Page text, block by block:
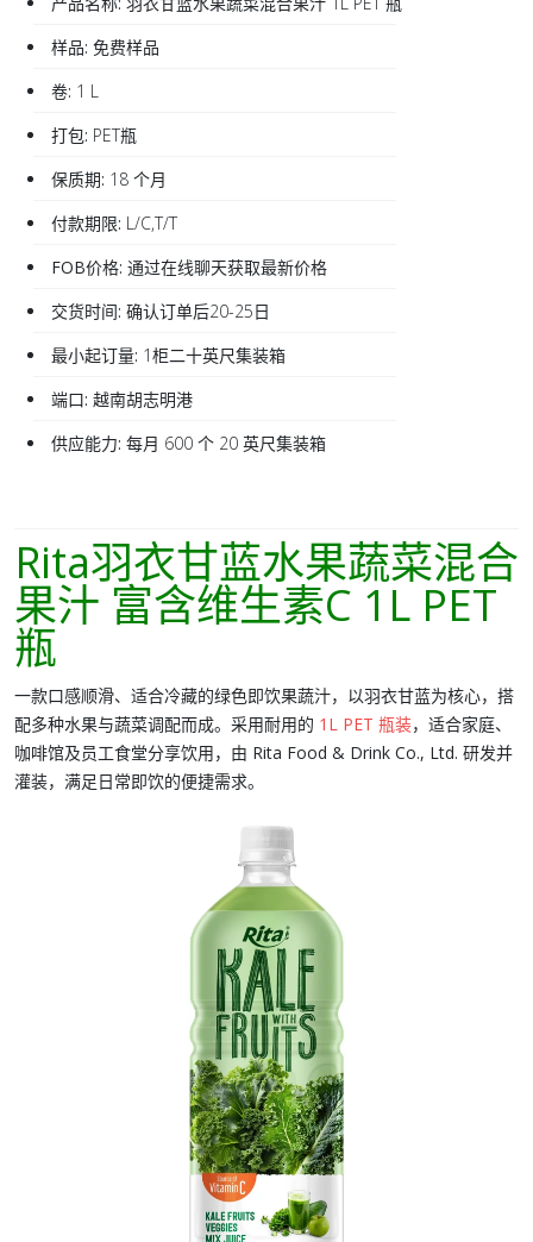
样品: 免费样品
卷: 1 L
打包: PET瓶
保质期: 18 个月
付款期限: L/C,T/T
FOB价格: 通过在线聊天获取最新价格
交货时间: 确认订单后20-25日
最小起订量: 1柜二十英尺集装箱
端口: 越南胡志明港
供应能力: 每月 600 个 20 英尺集装箱
Rita羽衣甘蓝水果蔬菜混合
果汁 富含维生素C 1L PET
瓶
一款口感顺滑、适合冷藏的绿色即饮果蔬汁，以羽衣甘蓝为核心，搭
配多种水果与蔬菜调配而成。采用耐用的 1L PET 瓶装，适合家庭、
咖啡馆及员工食堂分享饮用，由 Rita Food & Drink Co., Ltd. 研发并
灌装，满足日常即饮的便捷需求。